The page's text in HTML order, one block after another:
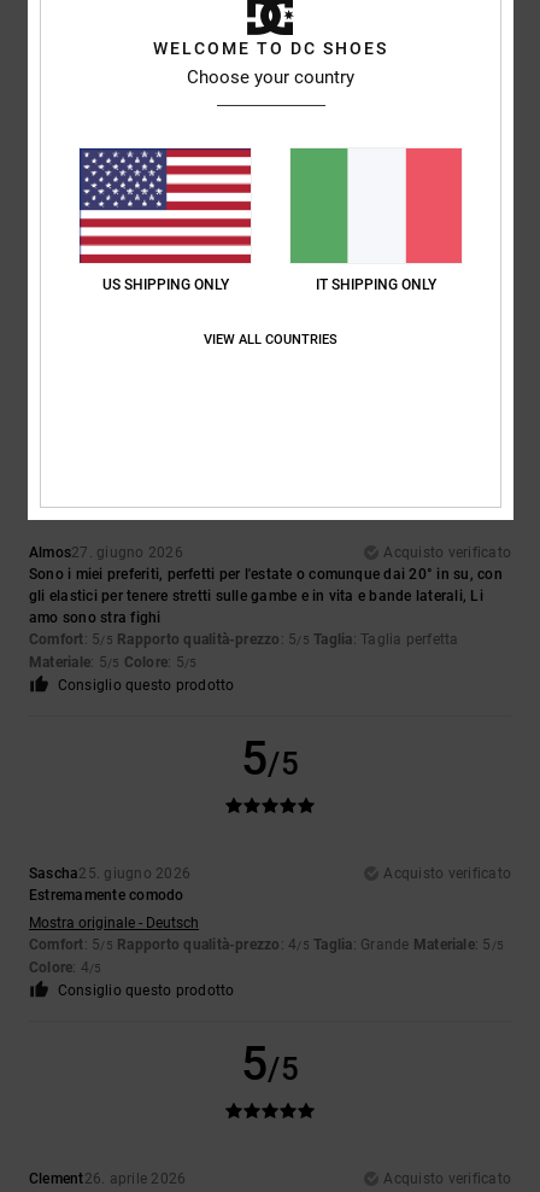
3 recensioni verificate
Il 100% dei nostri clienti consiglia questo prodotto
Rapporto qualità-prezzo
Taglia
Troppo piccolo Troppo grande
Almos27. giugno 2026
Acquisto verificato
Sono i miei preferiti, perfetti per l'estate o comunque dai 20° in su, con
gli elastici per tenere stretti sulle gambe e in vita e bande laterali, Li
amo sono stra fighi
Comfort: 5/5 Rapporto qualità-prezzo : 5/5 Taglia: Taglia perfetta
Materiale: 5/5 Colore: 5/5
Consiglio questo prodotto
5/5
Sascha25. giugno 2026
Acquisto verificato
Estremamente comodo
Mostra originale - Deutsch
Comfort: 5/5 Rapporto qualità-prezzo : 4/5 Taglia: Grande Materiale: 5 /5
Colore: 4/5
Consiglio questo prodotto
5/5
Clement26. aprile 2026
Acquisto verificato
WELCOME TO DC SHOES
Choose your country
US SHIPPING ONLY IT SHIPPING ONLY
VIEW ALL COUNTRIES